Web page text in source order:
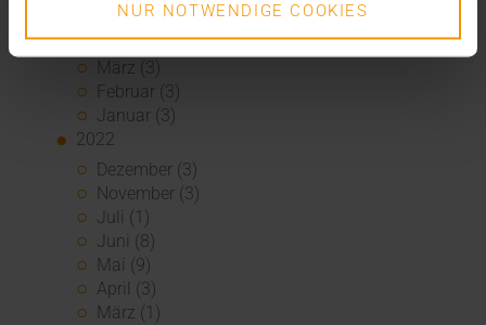
NUR NOTWENDIGE COOKIES
Mai (6)
April (4)
März (3)
Februar (3)
Januar (3)
2022
Dezember (3)
November (3)
Juli (1)
Juni (8)
Mai (9)
April (3)
März (1)